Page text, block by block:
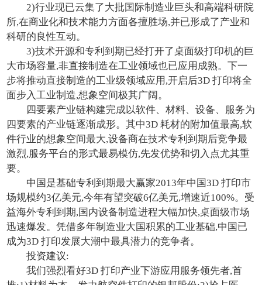
2)行业现已云集了大批国际制造业巨头和高端科研院
所,在商业化和技术能力方面各擅胜场,并已形成了产业和
科研的良性互动。
3)技术开源和专利到期已经打开了桌面级打印机的巨
大市场容量,非直接制造在工业领域也已应用成熟。下一
步将推动直接制造的工业级领域应用,开启后3D 打印将全
面步入工业制造,想象空间极其广阔。
四要素产业链构建完成以软件、材料、设备、服务为
四要素的产业链逐渐成形。其中3D 耗材的附加值最高,软
件行业的想象空间最大,设备商在技术专利到期后竞争最
激烈,服务平台的形式最易模仿,先发优势和切入点尤其重
要。
中国是基础专利到期最大赢家2013年中国3D 打印市
场规模约3亿美元,今年有望突破6亿美元,增速近100%。受
益海外专利到期,国内设备制造进程大幅加快,桌面级市场
迅速爆发。凭借多年制造业大国积累的工业基础,中国已
成为3D 打印发展大潮中最具潜力的竞争者。
投资建议:
我们强烈看好3D 打印产业下游应用服务领先者,首